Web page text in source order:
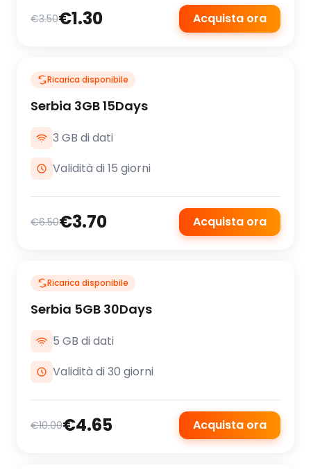
€3.50€1.30 Acquista ora
Ricarica disponibile
Serbia 3GB 15Days
3 GB di dati
Validità di 15 giorni
€6.50€3.70 Acquista ora
Ricarica disponibile
Serbia 5GB 30Days
5 GB di dati
Validità di 30 giorni
€10.00€4.65 Acquista ora